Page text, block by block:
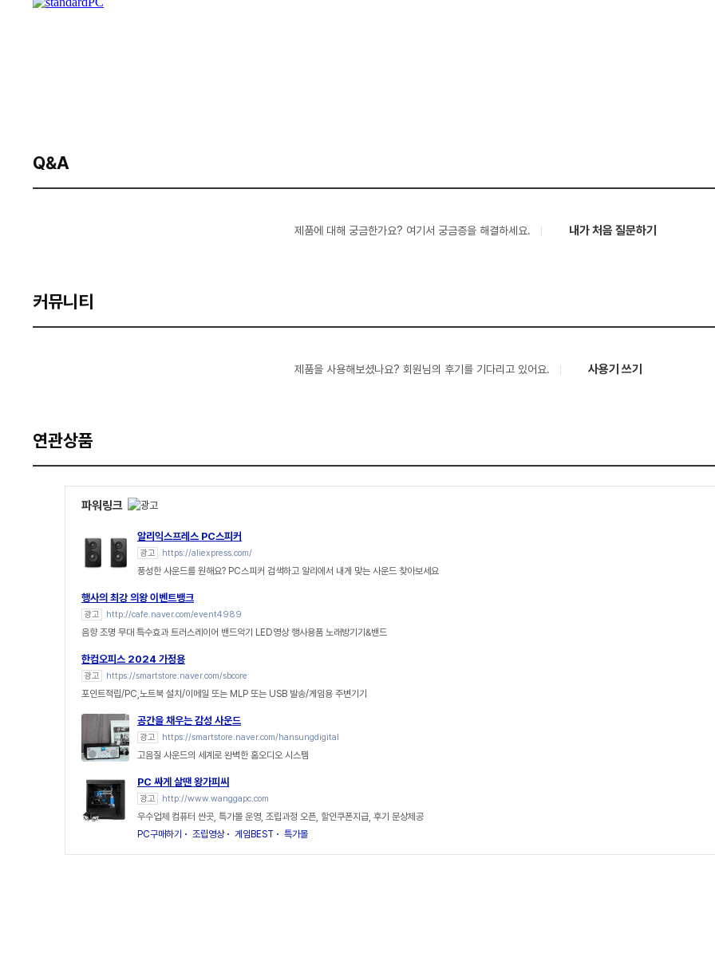
Q&A
제품에 대해 궁금한가요? 여기서 궁금증을 해결하세요. 내가 처음 질문하기
커뮤니티
제품을 사용해보셨나요? 회원님의 후기를 기다리고 있어요. 사용기 쓰기
연관상품
파워링크
알리익스프레스 PC스피커
광고 https://aliexpress.com/
풍성한 사운드를 원해요? PC스피커 검색하고 알리에서 내게 맞는 사운드 찾아보세요
행사의 최강 의왕 이벤트뱅크
광고 http://cafe.naver.com/event4989
음향 조명 무대 특수효과 트러스레이어 밴드악기 LED영상 행사용품 노래방기기&밴드
한컴오피스 2024 가정용
광고 https://smartstore.naver.com/sbcore
포인트적립/PC,노트북 설치/이메일 또는 MLP 또는 USB 발송/게임용 주변기기
공간을 채우는 감성 사운드
광고 https://smartstore.naver.com/hansungdigital
고음질 사운드의 세계로 완벽한 홈오디오 시스템
PC 싸게 살땐 왕가피씨
광고 http://www.wanggapc.com
우수업체 컴퓨터 싼곳, 특가몰 운영, 조립과정 오픈, 할인쿠폰지급, 후기 문상제공
PC구매하기
조립영상 게임BEST 특가몰